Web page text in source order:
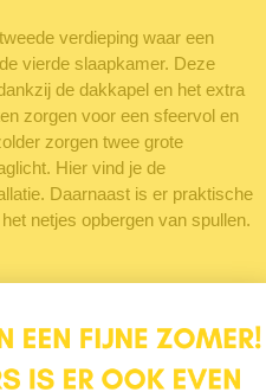
verdieping waar een
vierde slaapkamer. Deze
de dakkapel en het extra
zorgen voor een sfeervol en
zorgen twee grote
Hier vind je de
Daarnaast is er praktische
netjes opbergen van spullen.
sfeervol aangelegd met
de zon en privacy te
zijtuin, ideaal voor spelende